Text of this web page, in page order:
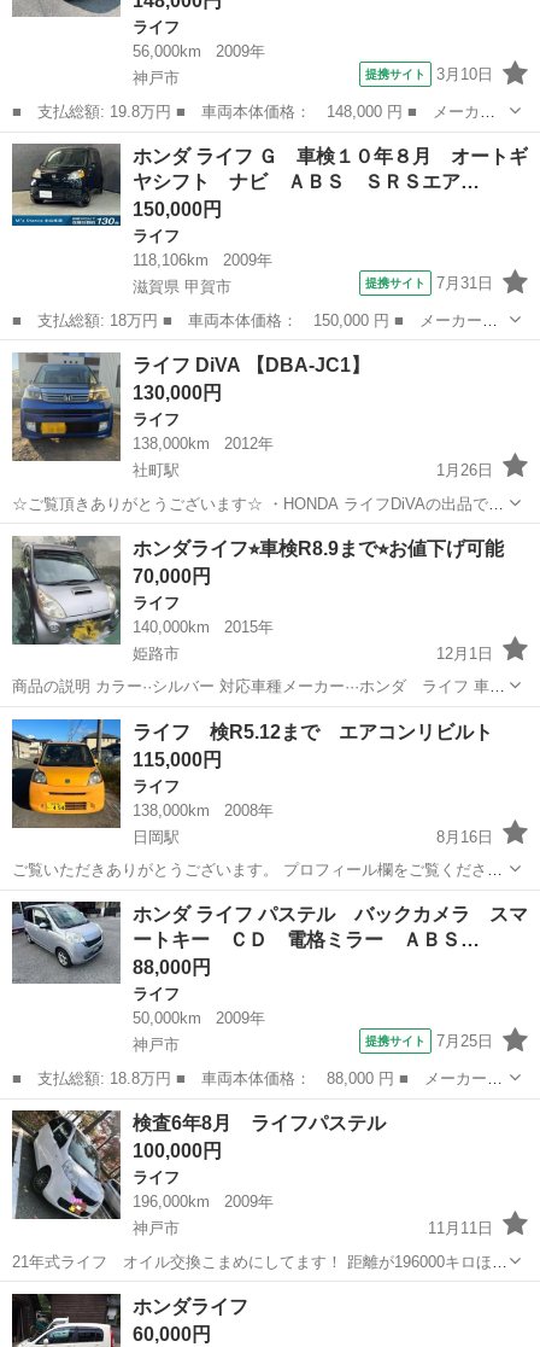
ライフ
56,000km
2009年
神戸市
提携サイト 3月10日
■ 支払総額: 19.8万円 ■ 車両本体価格： 148,000 円 ■ メーカー
名： ホンダ ■ 車種名： ライフ ■ グレード名： Ｇ バックカ
メラ ＥＴＣ キーレス ＣＤ ベンチシート 電格ミラー ■ 排気
量： 66...
兵庫 神戸市 ライフ
ホンダ ライフ Ｇ 車検１０年８月 オートギ
ヤシフト ナビ ＡＢＳ ＳＲＳエア…
150,000円
ライフ
118,106km
2009年
滋賀県 甲賀市
提携サイト 7月31日
■ 支払総額: 18万円 ■ 車両本体価格： 150,000 円 ■ メーカー
名： ホンダ ■ 車種名： ライフ ■ グレード名： Ｇ 車検１０
年８月 オートギヤシフト ナビ ＡＢＳ ＳＲＳエアバッグ ヘッ
ドライトレベライ...
滋賀 甲賀市 ライフ
ライフ DiVA 【DBA-JC1】
130,000円
ライフ
138,000km
2012年
社町駅
1月26日
☆ご覧頂きありがとうございます☆ ・HONDA ライフDiVAの出品で
す！ 冷房、暖房しっかり機能してます！ ・機関良好で無事故車両で
す！！ ・カーポートで保管 ・車検もR9年2月まで付いていますので、
ご購...
兵庫 加東市 社町駅 ライフ
ホンダライフ⭐︎車検R8.9まで⭐︎お値下げ可能
70,000円
ライフ
140,000km
2015年
姫路市
12月1日
商品の説明 カラー··シルバー 対応車種メーカー···ホンダ ライフ 車
検 令8年9月迄 走行距離 140000km 現車確認可能 兵庫県姫路市辺り
細かなヘコミ、キズありです。 喫煙車なので気になる方はご遠慮く
だ...
兵庫 姫路市 ライフ ホンダライフ
ライフ 検R5.12まで エアコンリビルト
115,000円
ライフ
138,000km
2008年
日岡駅
8月16日
ご覧いただきありがとうございます。 プロフィール欄をご覧くださ
い。 ライフの出品です。 足車にいかがでしょうか？？ エアコンコン
プレッサーリビルト品に交換済みです。 別途車検渡し可能です。 名義
変更、陸送可能です...
兵庫 加古川市 日岡駅 ライフ
エアコンコンプレッサーリビルト
ホンダ ライフ パステル バックカメラ スマ
ートキー ＣＤ 電格ミラー ＡＢＳ…
88,000円
ライフ
50,000km
2009年
神戸市
提携サイト 7月25日
■ 支払総額: 18.8万円 ■ 車両本体価格： 88,000 円 ■ メーカー
名： ホンダ ■ 車種名： ライフ ■ グレード名： パステル バ
ックカメラ スマートキー ＣＤ 電格ミラー ＡＢＳ ベンチシー
ト バックカメ...
兵庫 神戸市 ライフ
検査6年8月 ライフパステル
100,000円
ライフ
196,000km
2009年
神戸市
11月11日
21年式ライフ オイル交換こまめにしてます！ 距離が196000キロほど
ドライブシャフト交換 バッテリーも問題なし⭐︎
兵庫 神戸市 ライフ
ホンダライフ
60,000円